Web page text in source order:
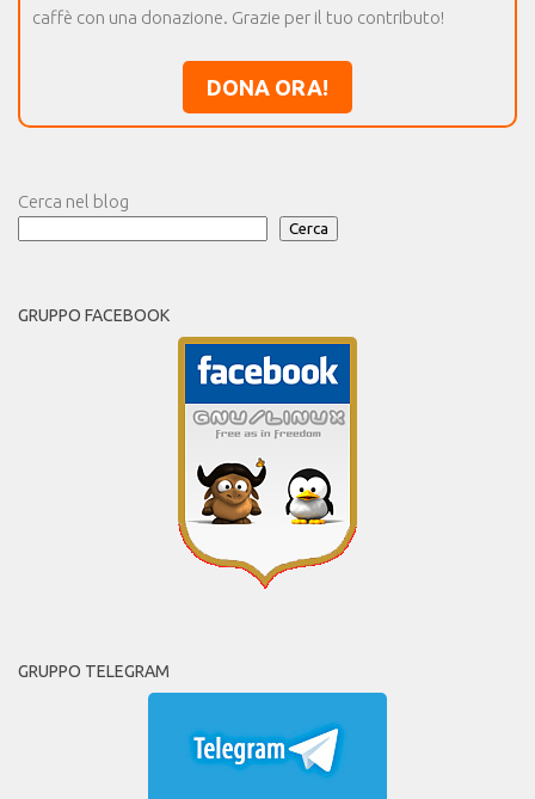
caffè con una donazione. Grazie per il tuo contributo!
DONA ORA!
Cerca nel blog
Cerca
GRUPPO FACEBOOK
GRUPPO TELEGRAM